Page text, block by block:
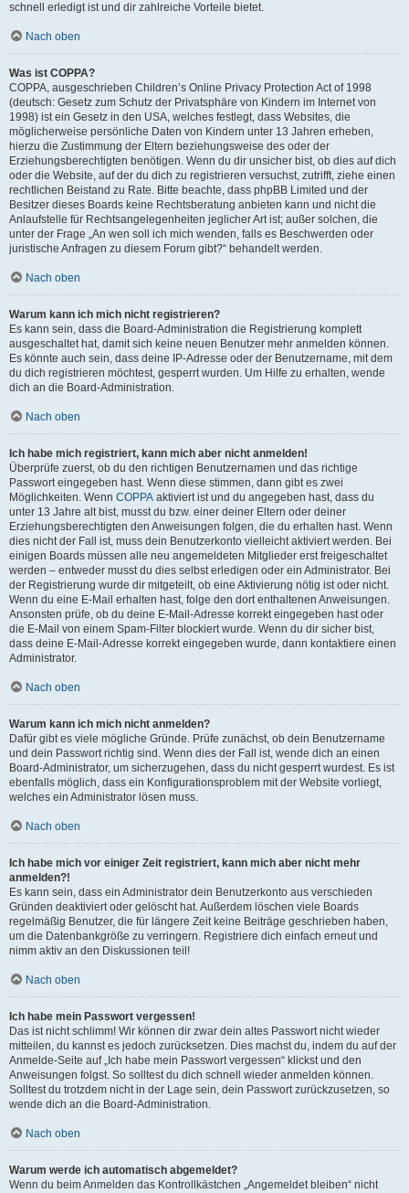
schnell erledigt ist und dir zahlreiche Vorteile bietet.
Nach oben
Was ist COPPA?
COPPA, ausgeschrieben Children’s Online Privacy Protection Act of 1998
(deutsch: Gesetz zum Schutz der Privatsphäre von Kindern im Internet von
1998) ist ein Gesetz in den USA, welches festlegt, dass Websites, die
möglicherweise persönliche Daten von Kindern unter 13 Jahren erheben,
hierzu die Zustimmung der Eltern beziehungsweise des oder der
Erziehungsberechtigten benötigen. Wenn du dir unsicher bist, ob dies auf dich
oder die Website, auf der du dich zu registrieren versuchst, zutrifft, ziehe einen
rechtlichen Beistand zu Rate. Bitte beachte, dass phpBB Limited und der
Besitzer dieses Boards keine Rechtsberatung anbieten kann und nicht die
Anlaufstelle für Rechtsangelegenheiten jeglicher Art ist; außer solchen, die
unter der Frage „An wen soll ich mich wenden, falls es Beschwerden oder
juristische Anfragen zu diesem Forum gibt?“ behandelt werden.
Nach oben
Warum kann ich mich nicht registrieren?
Es kann sein, dass die Board-Administration die Registrierung komplett
ausgeschaltet hat, damit sich keine neuen Benutzer mehr anmelden können.
Es könnte auch sein, dass deine IP-Adresse oder der Benutzername, mit dem
du dich registrieren möchtest, gesperrt wurden. Um Hilfe zu erhalten, wende
dich an die Board-Administration.
Nach oben
Ich habe mich registriert, kann mich aber nicht anmelden!
Überprüfe zuerst, ob du den richtigen Benutzernamen und das richtige
Passwort eingegeben hast. Wenn diese stimmen, dann gibt es zwei
Möglichkeiten. Wenn COPPA aktiviert ist und du angegeben hast, dass du
unter 13 Jahre alt bist, musst du bzw. einer deiner Eltern oder deiner
Erziehungsberechtigten den Anweisungen folgen, die du erhalten hast. Wenn
dies nicht der Fall ist, muss dein Benutzerkonto vielleicht aktiviert werden. Bei
einigen Boards müssen alle neu angemeldeten Mitglieder erst freigeschaltet
werden – entweder musst du dies selbst erledigen oder ein Administrator. Bei
der Registrierung wurde dir mitgeteilt, ob eine Aktivierung nötig ist oder nicht.
Wenn du eine E-Mail erhalten hast, folge den dort enthaltenen Anweisungen.
Ansonsten prüfe, ob du deine E-Mail-Adresse korrekt eingegeben hast oder
die E-Mail von einem Spam-Filter blockiert wurde. Wenn du dir sicher bist,
dass deine E-Mail-Adresse korrekt eingegeben wurde, dann kontaktiere einen
Administrator.
Nach oben
Warum kann ich mich nicht anmelden?
Dafür gibt es viele mögliche Gründe. Prüfe zunächst, ob dein Benutzername
und dein Passwort richtig sind. Wenn dies der Fall ist, wende dich an einen
Board-Administrator, um sicherzugehen, dass du nicht gesperrt wurdest. Es ist
ebenfalls möglich, dass ein Konfigurationsproblem mit der Website vorliegt,
welches ein Administrator lösen muss.
Nach oben
Ich habe mich vor einiger Zeit registriert, kann mich aber nicht mehr
anmelden?!
Es kann sein, dass ein Administrator dein Benutzerkonto aus verschieden
Gründen deaktiviert oder gelöscht hat. Außerdem löschen viele Boards
regelmäßig Benutzer, die für längere Zeit keine Beiträge geschrieben haben,
um die Datenbankgröße zu verringern. Registriere dich einfach erneut und
nimm aktiv an den Diskussionen teil!
Nach oben
Ich habe mein Passwort vergessen!
Das ist nicht schlimm! Wir können dir zwar dein altes Passwort nicht wieder
mitteilen, du kannst es jedoch zurücksetzen. Dies machst du, indem du auf der
Anmelde-Seite auf „Ich habe mein Passwort vergessen“ klickst und den
Anweisungen folgst. So solltest du dich schnell wieder anmelden können.
Solltest du trotzdem nicht in der Lage sein, dein Passwort zurückzusetzen, so
wende dich an die Board-Administration.
Nach oben
Warum werde ich automatisch abgemeldet?
Wenn du beim Anmelden das Kontrollkästchen „Angemeldet bleiben“ nicht